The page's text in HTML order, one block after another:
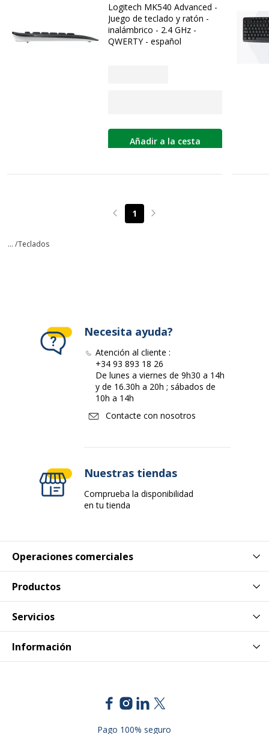
Logitech MK540 Advanced -
Juego de teclado y ratón -
inalámbrico - 2.4 GHz -
QWERTY - español
Añadir a la cesta
Page précédente
1 Page suivante
... /Teclados
Operaciones comerciales
Productos
Servicios
Información
Necesita ayuda?
Atención al cliente :
+34 93 893 18 26
De lunes a viernes de 9h30 a 14h
y de 16.30h a 20h ; sábados de
10h a 14h
Contacte con nosotros
Nuestras tiendas
Comprueba la disponibilidad
en tu tienda
Pago 100% seguro